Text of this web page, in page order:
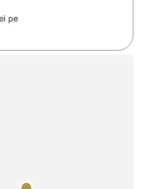
pe